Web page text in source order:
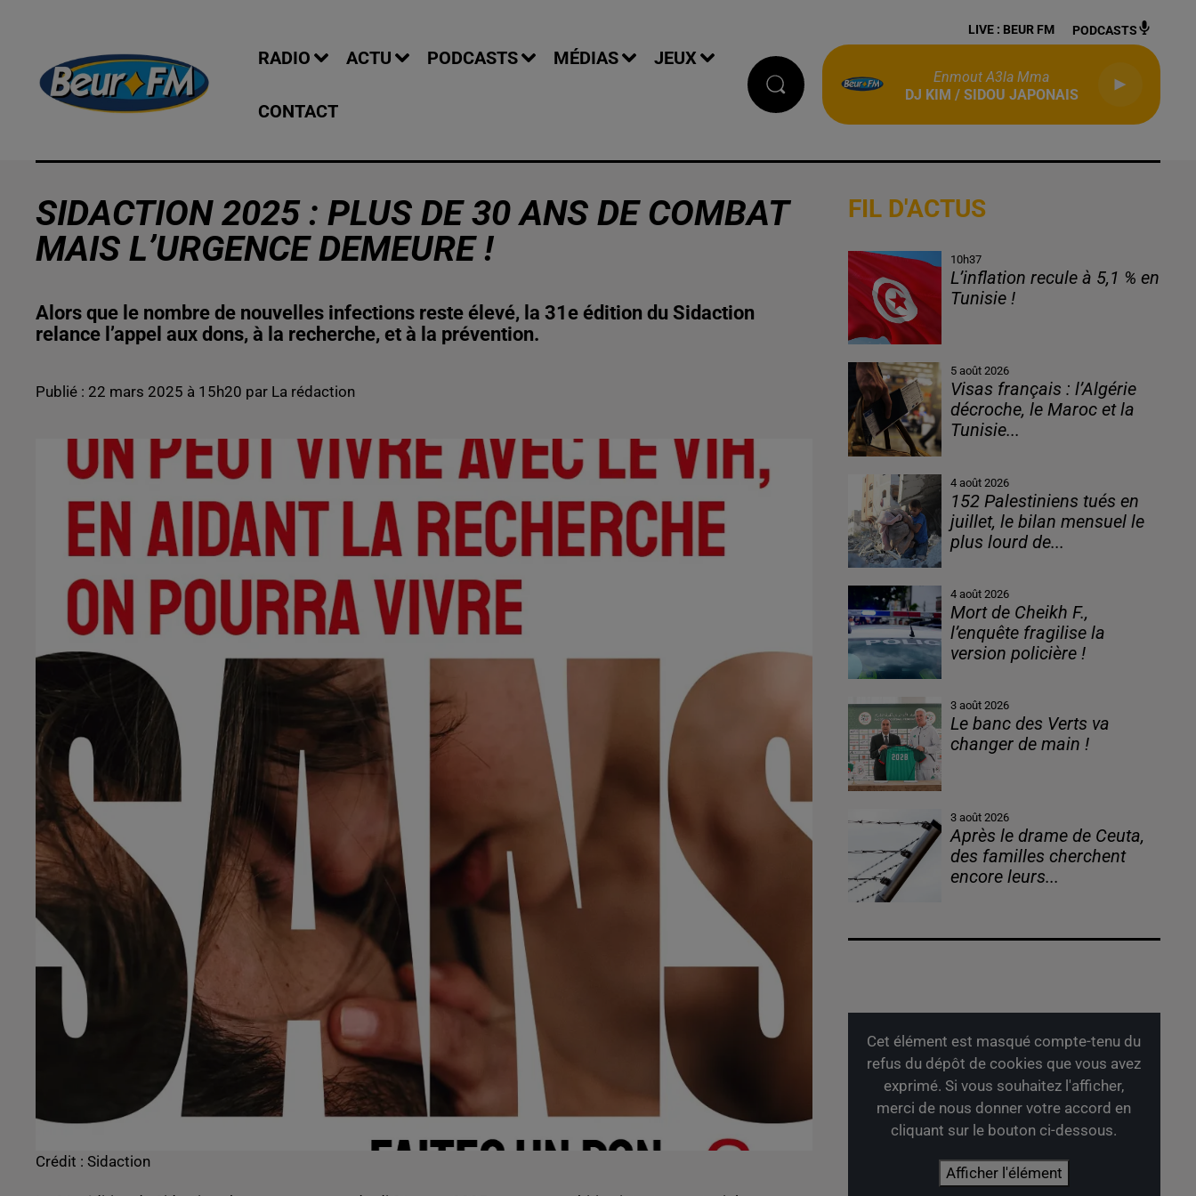
RADIO ACTU PODCASTS MÉDIAS JEUX
CONTACT
LIVE : BEUR FM PODCASTS
Enmout A3la Mma
DJ KIM / SIDOU JAPONAIS
SIDACTION 2025 : PLUS DE 30 ANS DE COMBAT
MAIS L’URGENCE DEMEURE !
Alors que le nombre de nouvelles infections reste élevé, la 31e édition du Sidaction
relance l’appel aux dons, à la recherche, et à la prévention.
Publié : 22 mars 2025 à 15h20 par La rédaction
Crédit : Sidaction
FIL D'ACTUS
10h37
L’inflation recule à 5,1 % en
Tunisie !
5 août 2026
Visas français : l’Algérie
décroche, le Maroc et la
Tunisie...
4 août 2026
152 Palestiniens tués en
juillet, le bilan mensuel le
plus lourd de...
4 août 2026
Mort de Cheikh F.,
l’enquête fragilise la
version policière !
3 août 2026
Le banc des Verts va
changer de main !
3 août 2026
Après le drame de Ceuta,
des familles cherchent
encore leurs...
Cet élément est masqué compte-tenu du
refus du dépôt de cookies que vous avez
exprimé. Si vous souhaitez l'afficher,
merci de nous donner votre accord en
cliquant sur le bouton ci-dessous.
Afficher l'élément